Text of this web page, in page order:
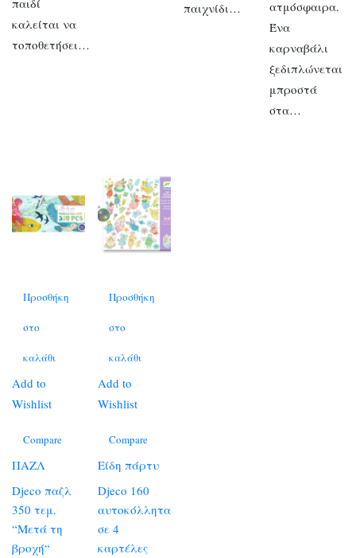
καλείται να
τοποθετήσει…
παιχνίδι…
ατμόσφαιρα.
Ένα
καρναβάλι
ξεδιπλώνεται
μπροστά
στα…
Προσθήκη
στο
καλάθι
Add to
Wishlist
Compare
ΠΑΖΛ
Djeco παζλ
350 τεμ.
“Μετά τη
βροχή“
Προσθήκη
στο
καλάθι
Add to
Wishlist
Compare
Είδη πάρτυ
Djeco 160
αυτοκόλλητα
σε 4
καρτέλες